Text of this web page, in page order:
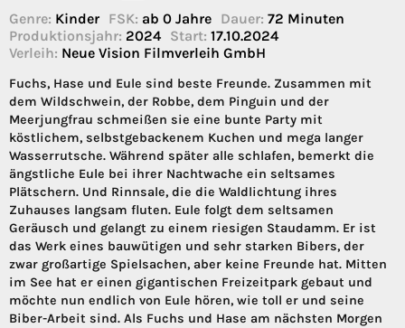
Genre: Kinder FSK: ab 0 Jahre Dauer: 72 Minuten
Produktionsjahr: 2024 Start: 17.10.2024
Verleih: Neue Vision Filmverleih GmbH
Fuchs, Hase und Eule sind beste Freunde. Zusammen mit
dem Wildschwein, der Robbe, dem Pinguin und der
Meerjungfrau schmeißen sie eine bunte Party mit
köstlichem, selbstgebackenem Kuchen und mega langer
Wasserrutsche. Während später alle schlafen, bemerkt die
ängstliche Eule bei ihrer Nachtwache ein seltsames
Plätschern. Und Rinnsale, die die Waldlichtung ihres
Zuhauses langsam fluten. Eule folgt dem seltsamen
Geräusch und gelangt zu einem riesigen Staudamm. Er ist
das Werk eines bauwütigen und sehr starken Bibers, der
zwar großartige Spielsachen, aber keine Freunde hat. Mitten
im See hat er einen gigantischen Freizeitpark gebaut und
möchte nun endlich von Eule hören, wie toll er und seine
Biber-Arbeit sind. Als Fuchs und Hase am nächsten Morgen